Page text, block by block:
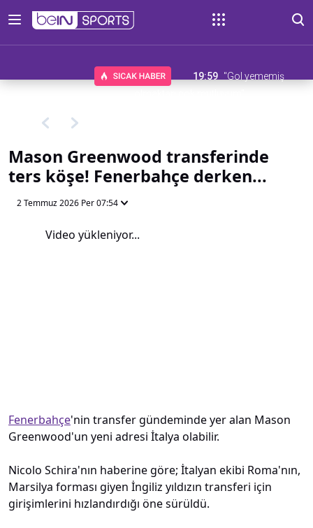
19:59 "Gol yememiş
Mason Greenwood transferinde
ters köşe! Fenerbahçe derken...
2 Temmuz 2026 Per 07:54
Video yükleniyor...
Fenerbahçe'nin transfer gündeminde yer alan Mason
Greenwood'un yeni adresi İtalya olabilir.
Nicolo Schira'nın haberine göre; İtalyan ekibi Roma'nın,
Marsilya forması giyen İngiliz yıldızın transferi için
girişimlerini hızlandırdığı öne sürüldü.